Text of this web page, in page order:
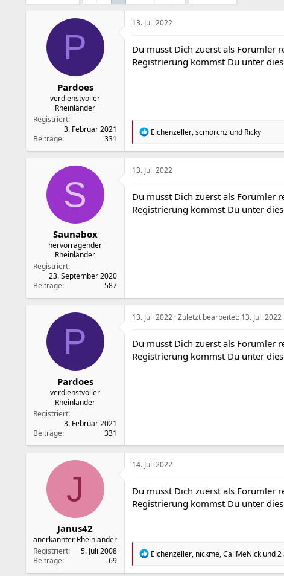
P
Pardoes
verdienstvoller
Rheinländer
Registriert
3. Februar 2021
Beiträge
331
13. Juli 2022
Du musst Dich zuerst als Forumler
Registrierung kommst Du unter
R
a
t
n
e
Eichenzeller,scmorchz und Ricky
S
Saunabox
hervorragender
Rheinländer
Registriert
23. September 2020
Beiträge
587
13. Juli 2022
Du musst Dich zuerst als Forumler
Registrierung kommst Du unter
P
Pardoes
verdienstvoller
Rheinländer
Registriert
3. Februar 2021
Beiträge
331
13. Juli 2022 Zuletzt bearbeitet: 13. Juli 2022
Du musst Dich zuerst als Forumler
Registrierung kommst Du unter
J
Janus42
anerkannter Rheinländer
Registriert
5. Juli 2008
Beiträge
69
14. Juli 2022
Du musst Dich zuerst als Forumler
Registrierung kommst Du unter
R
a
Eichenzeller, nickme,CallMeNick und